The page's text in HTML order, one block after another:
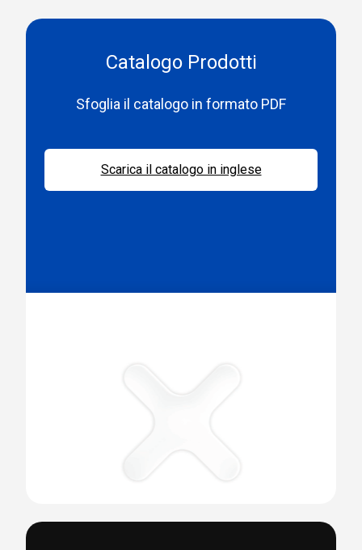
Catalogo Prodotti
Sfoglia il catalogo in formato PDF
Scarica il catalogo in inglese